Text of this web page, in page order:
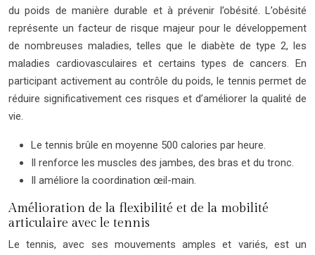
du poids de manière durable et à prévenir l’obésité. L’obésité
représente un facteur de risque majeur pour le développement
de nombreuses maladies, telles que le diabète de type 2, les
maladies cardiovasculaires et certains types de cancers. En
participant activement au contrôle du poids, le tennis permet de
réduire significativement ces risques et d’améliorer la qualité de
vie.
Le tennis brûle en moyenne 500 calories par heure.
Il renforce les muscles des jambes, des bras et du tronc.
Il améliore la coordination œil-main.
Amélioration de la flexibilité et de la mobilité
articulaire avec le tennis
Le tennis, avec ses mouvements amples et variés, est un